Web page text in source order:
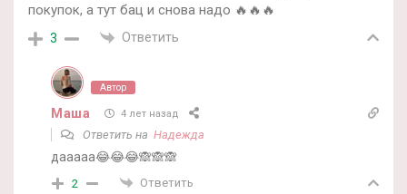
покупок, а тут бац и снова надо 🔥🔥🔥
3 Ответить
Автор
Маша 4 лет назад
Ответить на Надежда
дааааа😂😂😂🙈🙈🙈
2 Ответить